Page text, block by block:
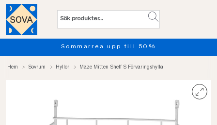
Sommarrea upp till 50%
Hem Sovrum Hyllor Maze Mitten Shelf S Förvaringshylla